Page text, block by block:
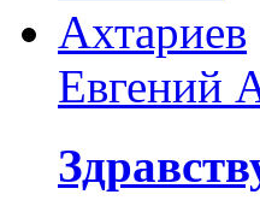
Евгений